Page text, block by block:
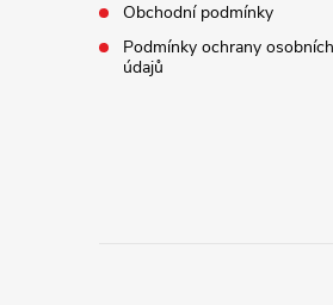
Obchodní podmínky
Podmínky ochrany osobních
údajů